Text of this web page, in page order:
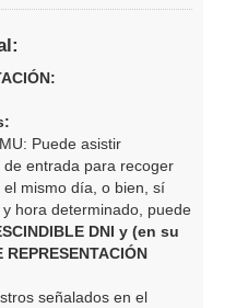
Puede asistir
entrada para recoger
mismo día, o bien, sí
hora determinado, puede
DNI y (en su
señalados en el